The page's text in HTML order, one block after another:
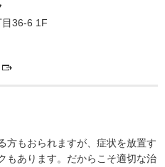
36-6 1F
方もおられますが、症状を放置す
もあります。だからこそ適切な治